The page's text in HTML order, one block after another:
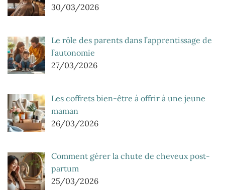
30/03/2026
Le rôle des parents dans l’apprentissage de
l’autonomie
27/03/2026
Les coffrets bien-être à offrir à une jeune
maman
26/03/2026
Comment gérer la chute de cheveux post-
partum
25/03/2026